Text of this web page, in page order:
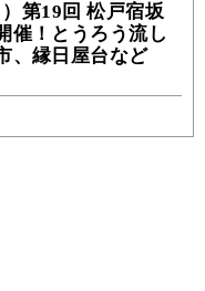
第19回 松戸宿坂
催！とうろう流し
、縁日屋台など